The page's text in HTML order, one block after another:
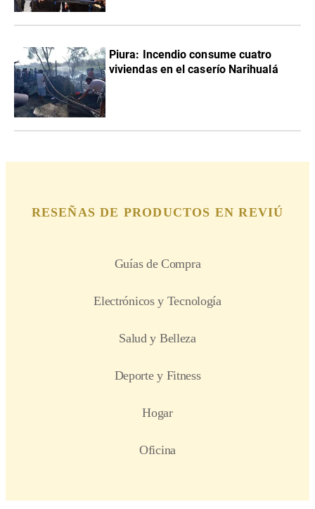
Piura: Incendio consume cuatro
viviendas en el caserío Narihualá